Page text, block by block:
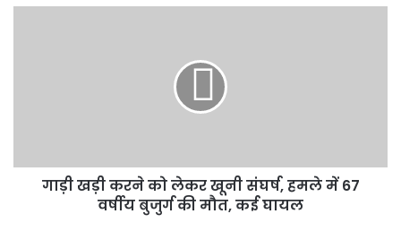
में
गाड़ी खड़ी करने को लेकर खूनी संघर्ष, हमले में 67
वर्षीय बुजुर्ग की मौत, कई घायल